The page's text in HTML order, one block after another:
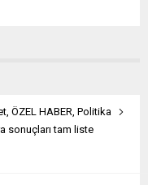
, ÖZEL HABER, Politika
sonuçları tam liste